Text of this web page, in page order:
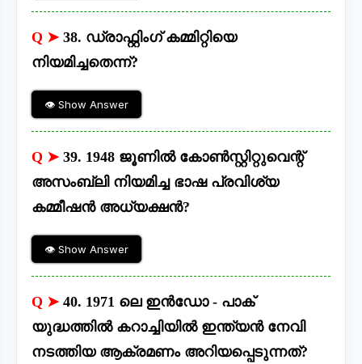
Q ➤ 38. ഡ്രാഫ്റ്റിംഗ് കമ്മിറ്റിയെ
നിയമിച്ചതെന്ന്?
👁 Show Answer
Q ➤ 39. 1948 ജൂണിൽ കോൺസ്റ്റിറ്റുവെന്റ്
അസംബ്ലി നിയമിച്ച ഭാഷ പ്രവിശ്യ
കമ്മീഷൻ അധ്യക്ഷൻ?
👁 Show Answer
Q ➤ 40. 1971 ലെ ഇൻഡോ - പാക്
യുദ്ധത്തിൽ കറാച്ചിയിൽ ഇന്ത്യൻ നേവി
നടത്തിയ ആക്രമണം അറിയപ്പെടുന്നത്?